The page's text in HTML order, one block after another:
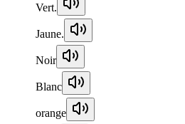
Vert.
Jaune.
Noir
Blanc
orange